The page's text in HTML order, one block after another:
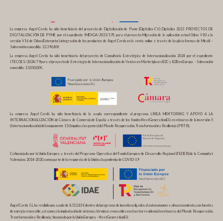
La empresa Angel Cerda ha sido beneficiaria del proyecto de Digitalización de Pyme (Digitaliza-CV) Digitaliza 2023 PROYECTOS DE
DIGITALIZACIÓN DE PYME por el expediente IMDIGA/2023/191 para el proyecto Migración de la aplicación actual Odoo V10 a la
versión V16 de Odoo (Enterprise) integración de los productos de Angel Cerda en la venta online a través de las plataformas de Mirakl –
Subvención concedida: 22.396,80€
La empresa Angel Cerda ha sido beneficiaria del proyecto de Consultoría Estratégica de Internacionalización 2024 por el expediente
ITECOES/2024/79 para el proyecto de Estrategia de Internacionalización de Ventas en Marketplaces B2C y B2B en Europa – Subvención
concedida: 13.050,00€.
La empresa Angel Cerdá ha sido beneficiaria de la ayuda correspondiente al programa LÍNEA MENTORING Y APOYO A LA
INTERNACIONALIZACIÓN de Cámara de Comercio de España a través de los fondos NextGenerationEU, en el marco de la inversión 5
(Internacionalización) del componente 13 (Impulso a las pymes) del Plan de Recuperación, Transformación y Resiliencia (PRTR).
Cofinanciado por la Unión Europea a través del Programa Operativo del Fondo Europeo de Desarrollo Regional (FEDER) de la Comunitat
Valenciana 2014-2020, como parte de la respuesta de la Unión a la pandemia de COVID-19
Ángel Cerda S.L. ha recibido una ayuda de 8.312,85 € dentro del programa de incentivos ligados al autoconsumo y almacenamiento, con fuentes
de energía renovable, así como a la implantación de sistemas térmicos renovables en el sector residencial en el marco del Plan de Recuperación,
Transformación y Resiliencia, financiado por la Unión Europea – NextGenerationEU.